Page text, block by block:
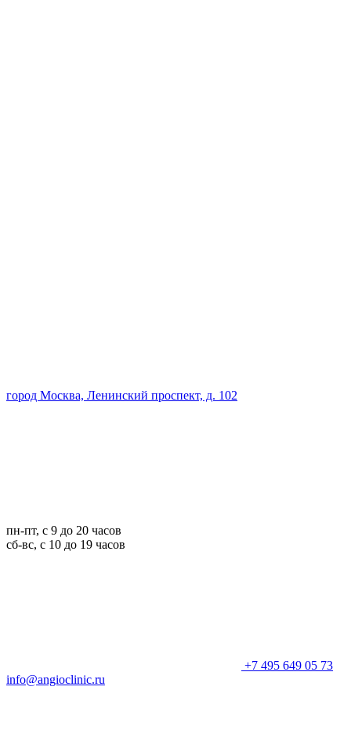
город Москва, Ленинский проспект, д. 102
пн-пт, с 9 до 20 часов
сб-вс, с 10 до 19 часов
+7 495 649 05 73
info@angioclinic.ru